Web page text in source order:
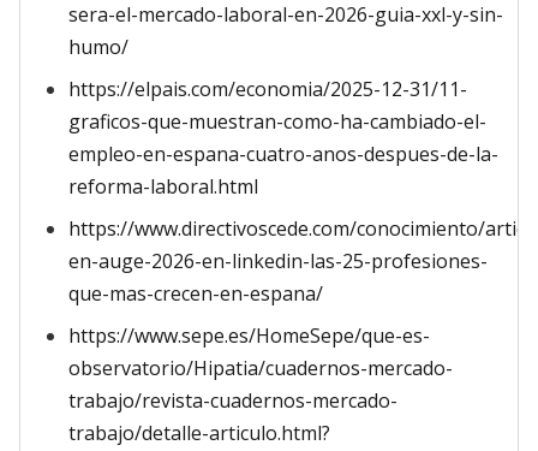
sera-el-mercado-laboral-en-2026-guia-xxl-y-sin-
humo/
https://elpais.com/economia/2025-12-31/11-
graficos-que-muestran-como-ha-cambiado-el-
empleo-en-espana-cuatro-anos-despues-de-la-
reforma-laboral.html
https://www.directivoscede.com/conocimiento/
en-auge-2026-en-linkedin-las-25-profesiones-
que-mas-crecen-en-espana/
https://www.sepe.es/HomeSepe/que-es-
observatorio/Hipatia/cuadernos-mercado-
trabajo/revista-cuadernos-mercado-
trabajo/detalle-articulo.html?